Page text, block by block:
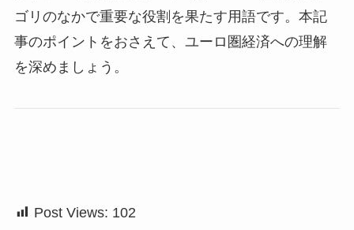
ゴリのなかで重要な役割を果たす用語です。本記
事のポイントをおさえて、ユーロ圏経済への理解
を深めましょう。
Post Views: 102